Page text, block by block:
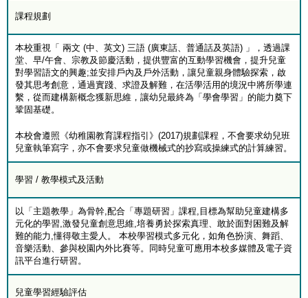
課程規劃
本校重視「 兩文 (中、英文) 三語 (廣東話、普通話及英語) 」，透過課
堂、早/午會、宗教及節慶活動，提供豐富的互動學習機會，提升兒童
對學習語文的興趣;並安排戶內及戶外活動，讓兒童親身體驗探索，啟
發其思考創意，通過實踐、求證及解難，在活學活用的境況中將所學連
繫，從而建構新概念獲新思維，讓幼兒最終為「學會學習」的能力奠下
鞏固基礎。
本校會遵照《幼稚園教育課程指引》(2017)規劃課程，不會要求幼兒班
兒童執筆寫字，亦不會要求兒童做機械式的抄寫或操練式的計算練習。
學習 / 教學模式及活動
以「主題教學」為骨幹,配合「專題研習」課程,目標為幫助兒童建構多
元化的學習,激發兒童創意思維,培養勇於探索真理、敢於面對困難及解
難的能力,懂得敬主愛人。 本校學習模式多元化，如角色扮演、舞蹈、
音樂活動、參與校園內外比賽等。同時兒童可應用本校多媒體及電子資
訊平台進行研習。
兒童學習經驗評估